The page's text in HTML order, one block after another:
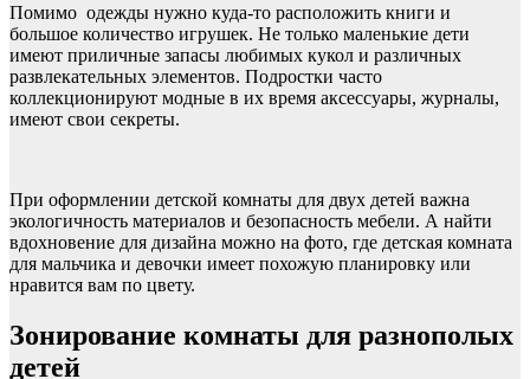
Помимо одежды нужно куда-то расположить книги и
большое количество игрушек. Не только маленькие дети
имеют приличные запасы любимых кукол и различных
развлекательных элементов. Подростки часто
коллекционируют модные в их время аксессуары, журналы,
имеют свои секреты.
При оформлении детской комнаты для двух детей важна
экологичность материалов и безопасность мебели. А найти
вдохновение для дизайна можно на фото, где детская комната
для мальчика и девочки имеет похожую планировку или
нравится вам по цвету.
Зонирование комнаты для разнополых
детей